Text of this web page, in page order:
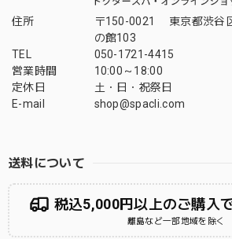
住所
〒150-0021 東京都渋谷
の館103
TEL
050-1721-4415
営業時間
10:00～18:00
定休日
土・日・祝祭日
E-mail
shop@spacli.com
送料について
税込5,000円以上のご購入
離島など一部地域を除く